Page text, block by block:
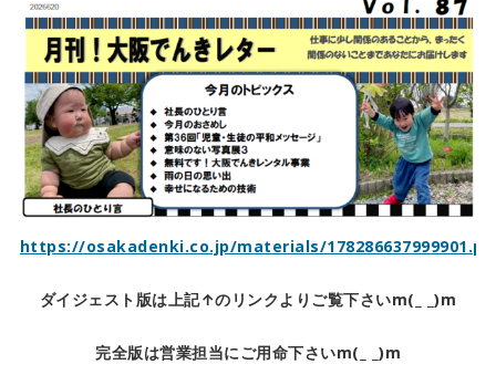
https://osakadenki.co.jp/materials/
ダイジェスト版は上記↑のリンクよりご覧下さいm(_ _)m
完全版は営業担当にご用命下さいm(_ _)m